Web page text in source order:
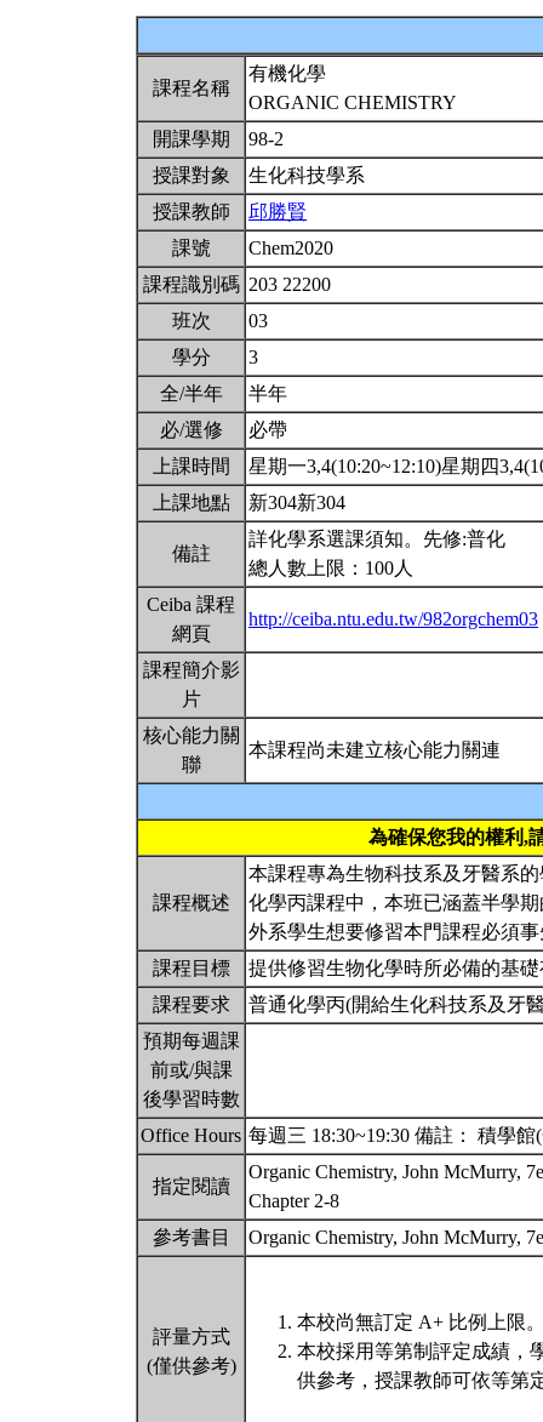
課程名稱
有機化學
ORGANIC CHEMISTRY
開課學期
98-2
授課對象
生化科技學系
授課教師
邱勝賢
課號
Chem2020
課程識別碼 203 22200
班次
03
學分
3
全/半年
半年
必/選修
必帶
上課時間
星期一3,4(10:20~12:10)星期四
上課地點
新304新304
備註
詳化學系選課須知。先修:普化
總人數上限：100人
Ceiba 課程
網頁
http://ceiba.ntu.edu.tw/982orgchem03
課程簡介影
片
核心能力關
聯
本課程尚未建立核心能力關連
為確保您我的權利,
課程概述
本課程專為生物科技系及牙醫系
化學丙課程中，本班已涵蓋半學
外系學生想要修習本門課程必須
課程目標
提供修習生物化學時所必備的基
課程要求
普通化學丙(開給生化科技系及牙
預期每週課
前或/與課
後學習時數
Office Hours 每週三 18:30~19:30 備註： 積學
指定閱讀
Organic Chemistry, John McMurry, 7e
Chapter 2-8
參考書目
Organic Chemistry, John McMurry,
評量方式
(僅供參考)
本校尚無訂定 A+ 比例上限
本校採用等第制評定成績，
供參考，授課教師可依等第